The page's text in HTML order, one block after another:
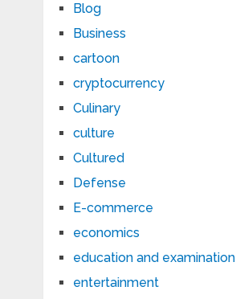
Blog
Business
cartoon
cryptocurrency
Culinary
culture
Cultured
Defense
E-commerce
economics
education and examination
entertainment